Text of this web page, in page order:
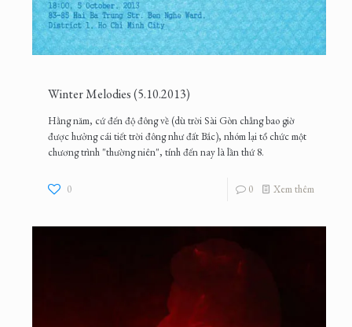
Winter Melodies (5.10.2013)
Hằng năm, cứ đến độ đông về (dù trời Sài Gòn chẳng bao giờ
được hưởng cái tiết trời đông như đất Bắc), nhóm lại tổ chức một
chương trình "thường niên", tính đến nay là lần thứ 8.
0 0 Xem thêm